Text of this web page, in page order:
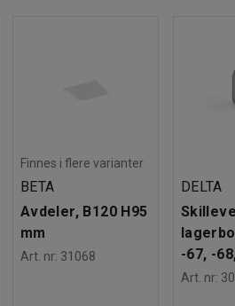
Finnes i flere varianter
BETA
Avdeler, B120 H95
mm
Art. nr: 31068
DELTA
-67, -
Art. nr: